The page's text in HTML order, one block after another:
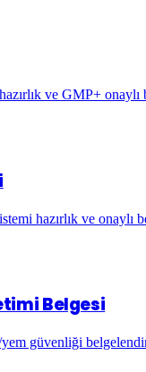
ve GMP+ onaylı
hazırlık ve onaylı
Belgesi
güvenliği